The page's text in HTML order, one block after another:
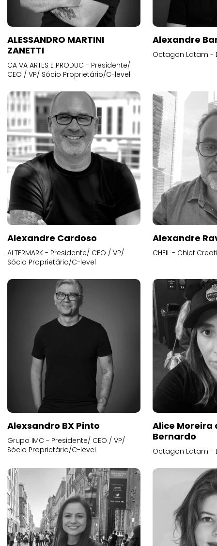
ALESSANDRO MARTINI
ZANETTI
CA VA ARTES E PRODUC - Presidente/
CEO / VP/ Sócio Proprietário/C-level
Alexandre
Octagon Latam -
Alexandre Cardoso
ALTERMARK - Presidente/ CEO / VP/
Sócio Proprietário/C-level
Alexandre
CHEIL - Chief
Alexsandro BX Pinto
Grupo IMC - Presidente/ CEO / VP/
Sócio Proprietário/C-level
Alice
Bernardo
Octagon Latam -